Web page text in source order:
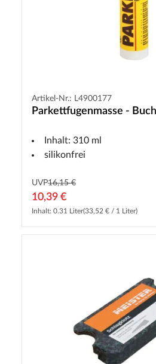
Artikel-Nr.: L4900177
Parkettfugenmasse -
Inhalt: 310 ml
silikonfrei
UVP16,15 €
10,39 €
Inhalt: 0.31 Liter(33,52 € / 1 Liter)